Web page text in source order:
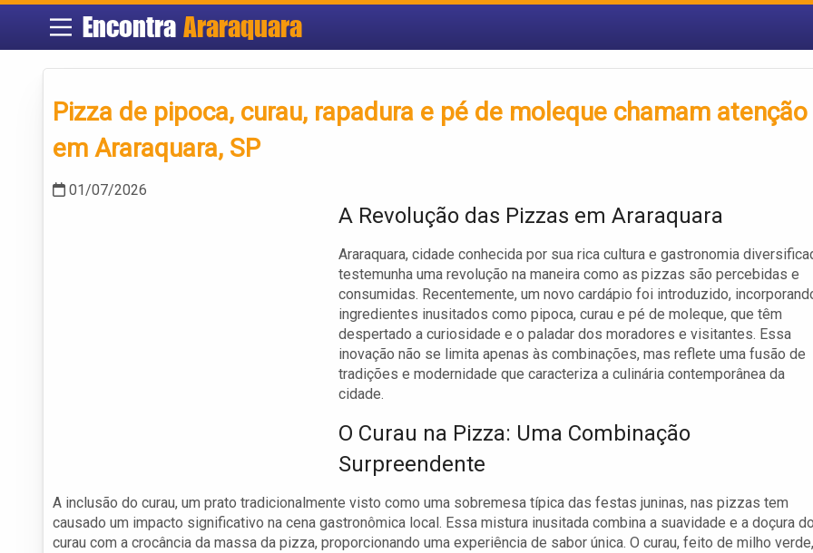
Encontra Araraquara
Pizza de pipoca, curau, rapadura e pé de moleque chamam atenção
em Araraquara, SP
01/07/2026
A Revolução das Pizzas em Araraquara
Araraquara, cidade conhecida por sua rica cultura e gastronomia
testemunha uma revolução na maneira como as pizzas são percebidas e
consumidas. Recentemente, um novo cardápio foi introduzido,
ingredientes inusitados como pipoca, curau e pé de moleque, que têm
despertado a curiosidade e o paladar dos moradores e visitantes. Essa
inovação não se limita apenas às combinações, mas reflete uma fusão de
tradições e modernidade que caracteriza a culinária contemporânea da
cidade.
O Curau na Pizza: Uma Combinação
Surpreendente
A inclusão do curau, um prato tradicionalmente visto como uma sobremesa típica das festas juninas, nas pizzas tem
causado um impacto significativo na cena gastronômica local. Essa mistura inusitada combina a suavidade e a doçura
curau com a crocância da massa da pizza, proporcionando uma experiência de sabor única. O curau, feito de milho verde,